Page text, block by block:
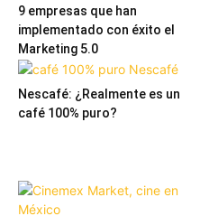
9 empresas que han
implementado con éxito el
Marketing 5.0
Nescafé: ¿Realmente es un
café 100% puro?